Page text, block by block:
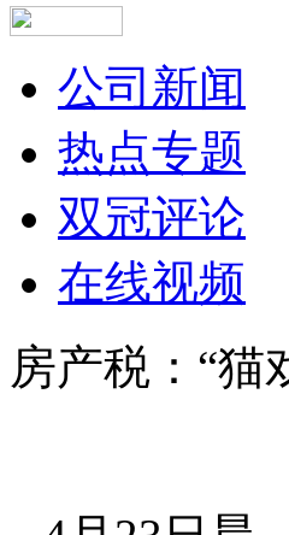
公司新闻
热点专题
双冠评论
在线视频
房产税：“猫